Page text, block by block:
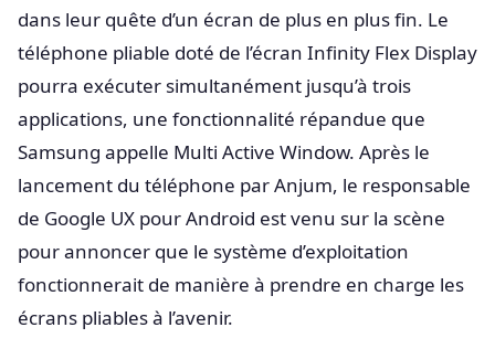
dans leur quête d’un écran de plus en plus fin. Le
téléphone pliable doté de l’écran Infinity Flex Display
pourra exécuter simultanément jusqu’à trois
applications, une fonctionnalité répandue que
Samsung appelle Multi Active Window. Après le
lancement du téléphone par Anjum, le responsable
de Google UX pour Android est venu sur la scène
pour annoncer que le système d’exploitation
fonctionnerait de manière à prendre en charge les
écrans pliables à l’avenir.